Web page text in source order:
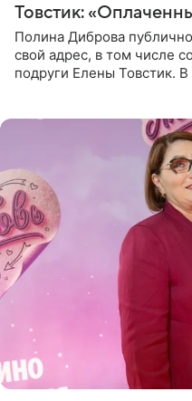
Товстик:
Полина Диброва
свой адрес, в том числе
подруги Елены Товстик.